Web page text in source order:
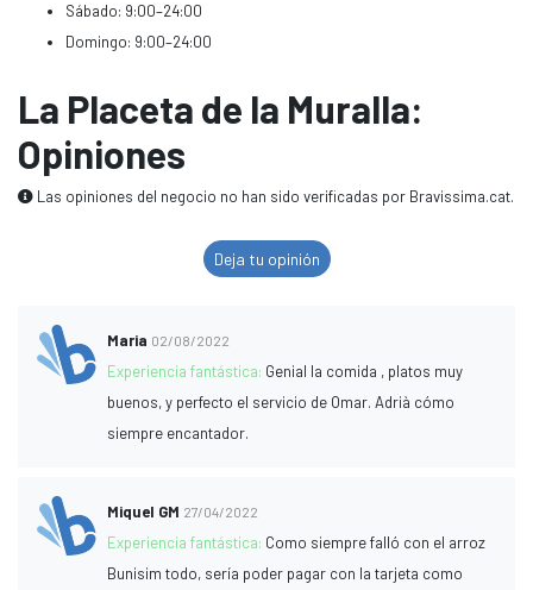
Sábado: 9:00–24:00
Domingo: 9:00–24:00
La Placeta de la Muralla:
Opiniones
Las opiniones del negocio no han sido verificadas por Bravissima.cat.
Deja tu opinión
Maria 02/08/2022
Experiencia fantástica: Genial la comida , platos muy
buenos, y perfecto el servicio de Omar. Adrià cómo
siempre encantador.
Miquel GM 27/04/2022
Experiencia fantástica: Como siempre falló con el arroz
Bunisim todo, sería poder pagar con la tarjeta como